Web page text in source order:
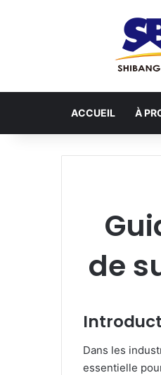
ACCUEIL À
de
Dans les
essentielle